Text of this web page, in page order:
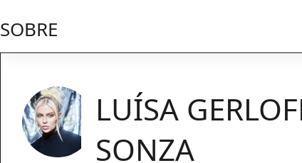
SOBRE
LUÍSA
SONZA